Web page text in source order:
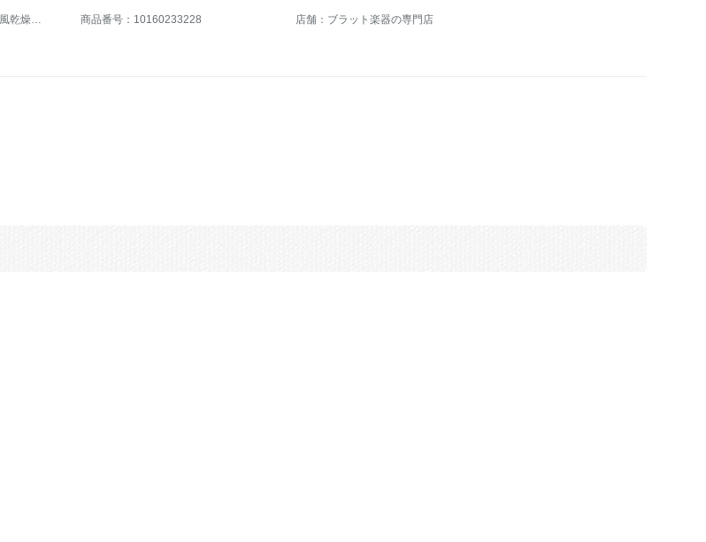
商品名称：鳳霊3年以上自然風乾燥手作りつり木筋ナツメ木実板バイロン初学試験級楽器マット1/2 3/4 商品番号：10160233228
店舗：ブラット楽器の専門店